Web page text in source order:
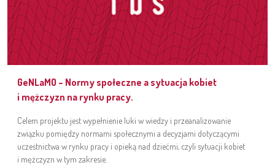
GeNLaMO – Normy społeczne a sytuacja kobiet
i mężczyzn na rynku pracy.
Celem projektu jest wypełnienie luki w wiedzy i przeanalizowanie
związku pomiędzy normami społecznymi a decyzjami dotyczącymi
uczestnictwa w rynku pracy i opieką nad dziećmi, czyli sytuacji kobiet
i mężczyzn w tym zakresie.